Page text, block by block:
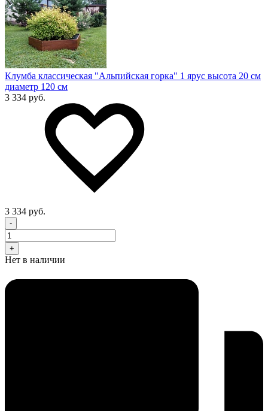
Клумба классическая "Альпийская горка" 1 ярус высота 20 см
диаметр 120 см
3 334 руб.
3 334 руб.
-
+
Нет в наличии